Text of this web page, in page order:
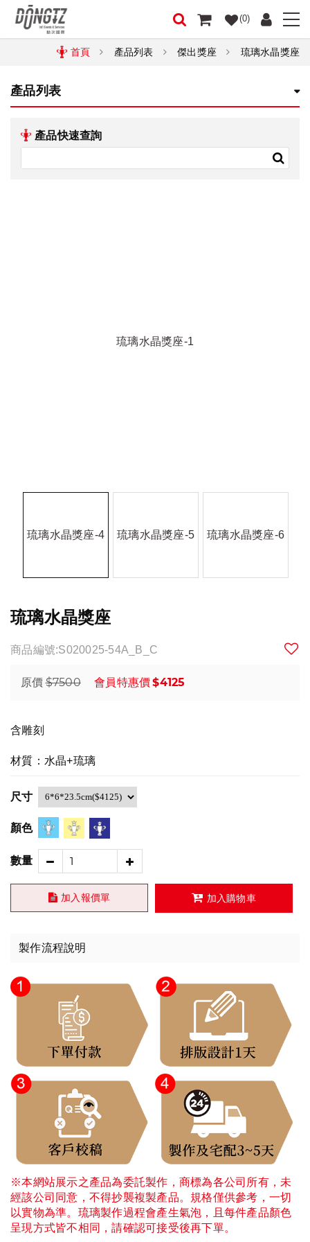
(0)
首頁 產品列表 傑出獎座 琉璃水晶獎座
產品列表
產品快速查詢
琉璃水晶獎座
商品編號:S020025-54A_B_C
原價 $7500 會員特惠價$4125
含雕刻
材質：水晶+琉璃
尺寸
顏色
數量
加入報價單 加入購物車
製作流程說明
※本網站展示之產品為委託製作，商標為各公司所有，未
經該公司同意，不得抄襲複製產品。規格僅供參考，一切
以實物為準。琉璃製作過程會產生氣泡，且每件產品顏色
呈現方式皆不相同，請確認可接受後再下單。